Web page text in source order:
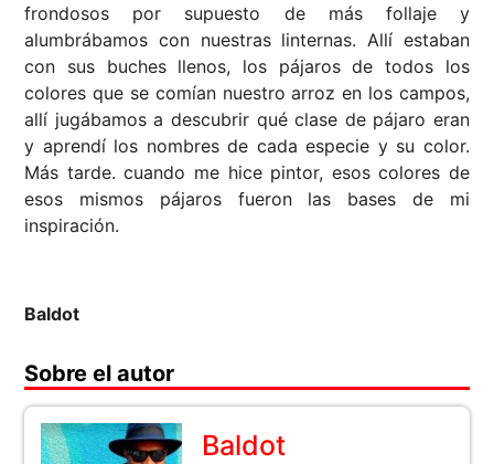
frondosos por supuesto de más follaje y
alumbrábamos con nuestras linternas. Allí estaban
con sus buches llenos, los pájaros de todos los
colores que se comían nuestro arroz en los campos,
allí jugábamos a descubrir qué clase de pájaro eran
y aprendí los nombres de cada especie y su color.
Más tarde. cuando me hice pintor, esos colores de
esos mismos pájaros fueron las bases de mi
inspiración.
Baldot
Sobre el autor
Baldot